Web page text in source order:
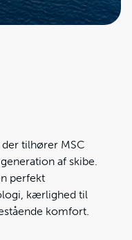
der tilhører MSC
af skibe.
perfekt
kærlighed til
komfort.